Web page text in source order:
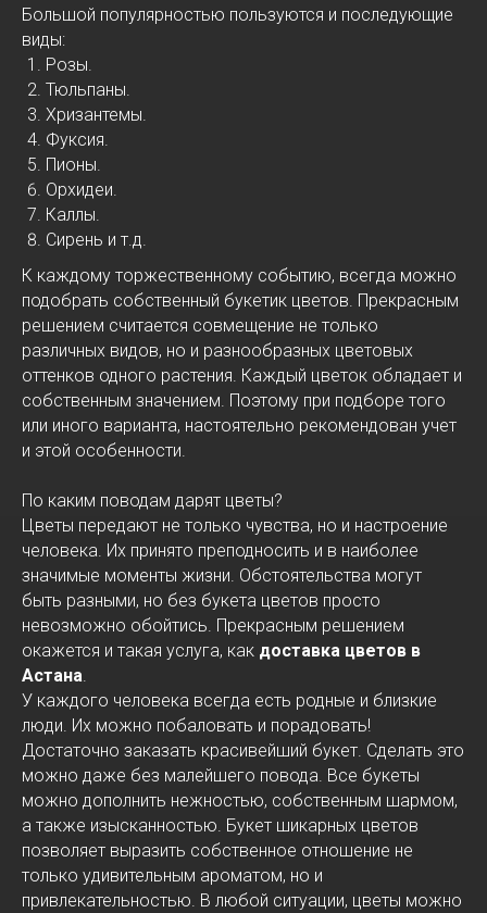
Большой популярностью пользуются и последующие
виды:
Розы.
Тюльпаны.
Хризантемы.
Фуксия.
Пионы.
Орхидеи.
Каллы.
Сирень и т.д.
К каждому торжественному событию, всегда можно
подобрать собственный букетик цветов. Прекрасным
решением считается совмещение не только
различных видов, но и разнообразных цветовых
оттенков одного растения. Каждый цветок обладает и
собственным значением. Поэтому при подборе того
или иного варианта, настоятельно рекомендован учет
и этой особенности.
По каким поводам дарят цветы?
Цветы передают не только чувства, но и настроение
человека. Их принято преподносить и в наиболее
значимые моменты жизни. Обстоятельства могут
быть разными, но без букета цветов просто
невозможно обойтись. Прекрасным решением
окажется и такая услуга, как доставка цветов в
Астана.
У каждого человека всегда есть родные и близкие
люди. Их можно побаловать и порадовать!
Достаточно заказать красивейший букет. Сделать это
можно даже без малейшего повода. Все букеты
можно дополнить нежностью, собственным шармом,
а также изысканностью. Букет шикарных цветов
позволяет выразить собственное отношение не
только удивительным ароматом, но и
привлекательностью. В любой ситуации, цветы можно